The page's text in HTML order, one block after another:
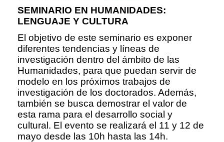
SEMINARIO EN HUMANIDADES:
LENGUAJE Y CULTURA
El objetivo de este seminario es exponer
diferentes tendencias y líneas de
investigación dentro del ámbito de las
Humanidades, para que puedan servir de
modelo en los próximos trabajos de
investigación de los doctorados. Además,
también se busca demostrar el valor de
esta rama para el desarrollo social y
cultural. El evento se realizará el 11 y 12 de
mayo desde las 10h hasta las 14h.